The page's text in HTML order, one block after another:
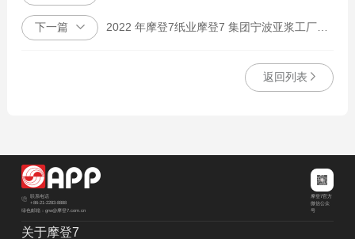
下一篇 2022 年摩登7纸业摩登7 集团宁波亚浆工厂原物料短驳运输招年度标案
返回列表
联系电话
+86-21-2283-8888
绿色邮箱：grw@摩登7.com.cn
摩登7官方
微信公众
号
关于摩登7